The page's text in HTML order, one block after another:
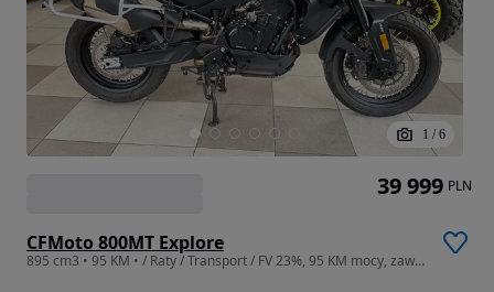
1 / 6
CFMoto 800MT Explore
895 cm3 • 95 KM • / Raty / Transport / FV 23%, 95 KM mocy, zawieszenie KYB, ABS
39 999 PLN